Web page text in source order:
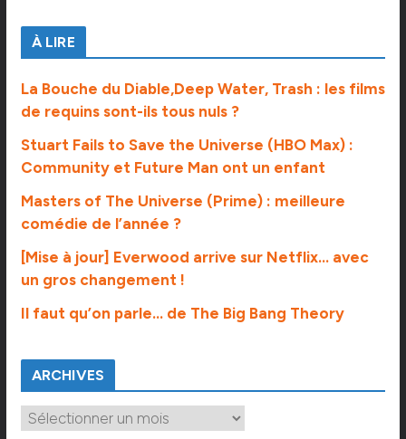
À LIRE
La Bouche du Diable,Deep Water, Trash : les films
de requins sont-ils tous nuls ?
Stuart Fails to Save the Universe (HBO Max) :
Community et Future Man ont un enfant
Masters of The Universe (Prime) : meilleure
comédie de l’année ?
[Mise à jour] Everwood arrive sur Netflix… avec
un gros changement !
Il faut qu’on parle… de The Big Bang Theory
ARCHIVES
A